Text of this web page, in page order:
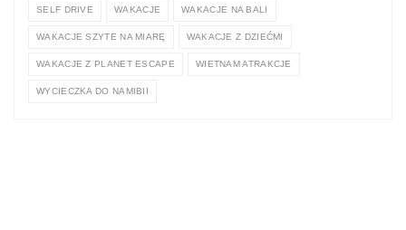
SELF DRIVE WAKACJE WAKACJE NA BALI
WAKACJE SZYTE NA MIARĘ WAKACJE Z DZIEĆMI
WAKACJE Z PLANET ESCAPE WIETNAM ATRAKCJE
WYCIECZKA DO NAMIBII